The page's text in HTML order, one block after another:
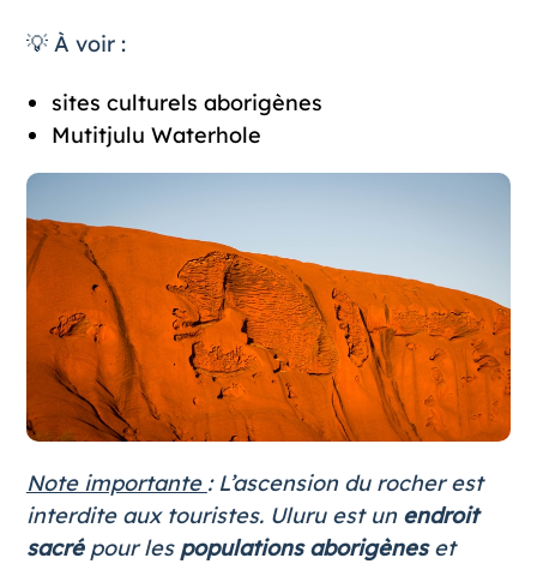
💡 À voir :
sites culturels aborigènes
Mutitjulu Waterhole
Note importante : L’ascension du rocher est
interdite aux touristes. Uluru est un endroit
sacrépour les populations aborigèneset